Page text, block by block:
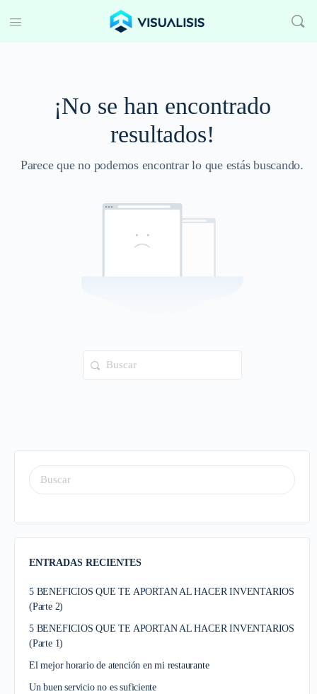
¡No se han encontrado
resultados!
Parece que no podemos encontrar lo que estás buscando.
ENTRADAS RECIENTES
5 BENEFICIOS QUE TE APORTAN AL HACER INVENTARIOS
(Parte 2)
5 BENEFICIOS QUE TE APORTAN AL HACER INVENTARIOS
(Parte 1)
El mejor horario de atención en mi restaurante
Un buen servicio no es suficiente